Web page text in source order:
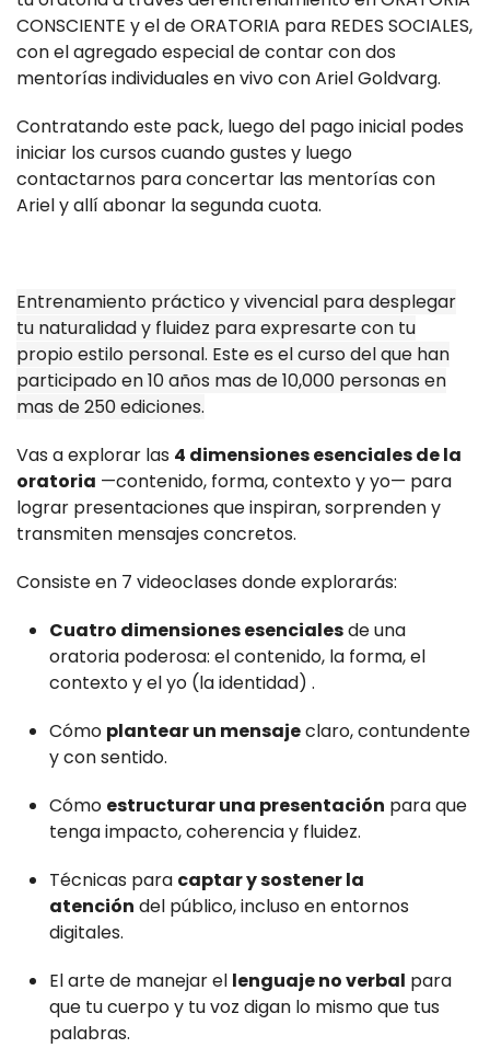
CONSCIENTE y el de ORATORIA para REDES SOCIALES,
con el agregado especial de contar con dos
mentorías individuales en vivo con Ariel Goldvarg.
Contratando este pack, luego del pago inicial podes
iniciar los cursos cuando gustes y luego
contactarnos para concertar las mentorías con
Ariel y allí abonar la segunda cuota.
Entrenamiento práctico y vivencial para desplegar
tu naturalidad y fluidez para expresarte con tu
propio estilo personal. Este es el curso del que han
participado en 10 años mas de 10,000 personas en
mas de 250 ediciones.
Vas a explorar las 4 dimensiones esenciales de la
oratoria —contenido, forma, contexto y yo— para
lograr presentaciones que inspiran, sorprenden y
transmiten mensajes concretos.
Consiste en 7 videoclases donde explorarás:
Cuatro dimensiones esencialesde una
oratoria poderosa: el contenido, la forma, el
contexto y el yo (la identidad) .
Cómo plantear un mensajeclaro, contundente
y con sentido.
Cómo estructurar una presentación para que
tenga impacto, coherencia y fluidez.
Técnicas para captar y sostener la
atención del público, incluso en entornos
digitales.
El arte de manejar el lenguaje no verbal para
que tu cuerpo y tu voz digan lo mismo que tus
palabras.